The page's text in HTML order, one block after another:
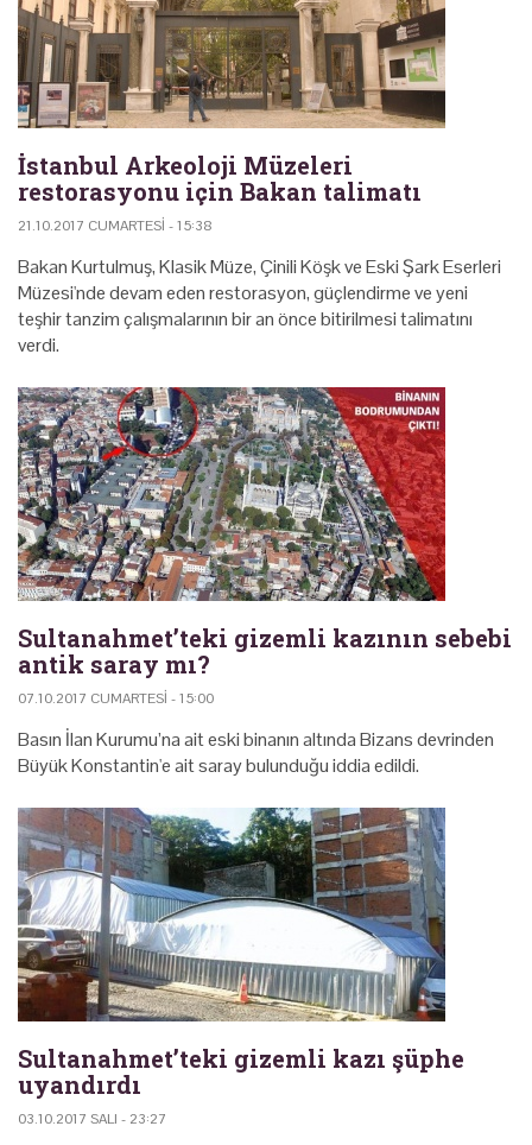
İstanbul Arkeoloji Müzeleri
restorasyonu için Bakan talimatı
21.10.2017 CUMARTESI - 15:38
Bakan Kurtulmuş, Klasik Müze, Çinili Köşk ve Eski Şark Eserleri
Müzesi'nde devam eden restorasyon, güçlendirme ve yeni
teşhir tanzim çalışmalarının bir an önce bitirilmesi talimatını
verdi.
Sultanahmet’teki gizemli kazının sebebi
antik saray mı?
07.10.2017 CUMARTESI - 15:00
Basın İlan Kurumu’na ait eski binanın altında Bizans devrinden
Büyük Konstantin'e ait saray bulunduğu iddia edildi.
Sultanahmet’teki gizemli kazı şüphe
uyandırdı
03.10.2017 SALI - 23:27